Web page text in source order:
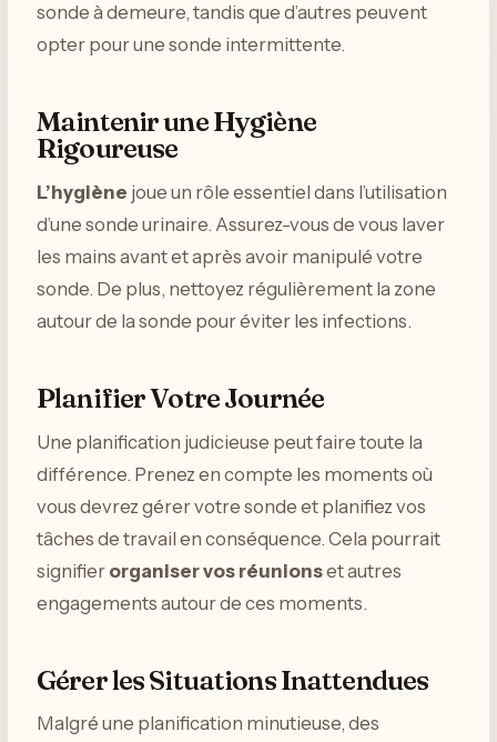
sonde à demeure, tandis que d’autres peuvent
opter pour une sonde intermittente.
Maintenir une Hygiène
Rigoureuse
L’hygiène joue un rôle essentiel dans l’utilisation
d’une sonde urinaire. Assurez-vous de vous laver
les mains avant et après avoir manipulé votre
sonde. De plus, nettoyez régulièrement la zone
autour de la sonde pour éviter les infections.
Planifier Votre Journée
Une planification judicieuse peut faire toute la
différence. Prenez en compte les moments où
vous devrez gérer votre sonde et planifiez vos
tâches de travail en conséquence. Cela pourrait
signifier organiser vos réunionset autres
engagements autour de ces moments.
Gérer les Situations Inattendues
Malgré une planification minutieuse, des